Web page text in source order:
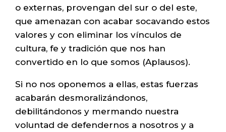
o externas, provengan del sur o del este,
que amenazan con acabar socavando estos
valores y con eliminar los vínculos de
cultura, fe y tradición que nos han
convertido en lo que somos (Aplausos).
Si no nos oponemos a ellas, estas fuerzas
acabarán desmoralizándonos,
debilitándonos y mermando nuestra
voluntad de defendernos a nosotros y a